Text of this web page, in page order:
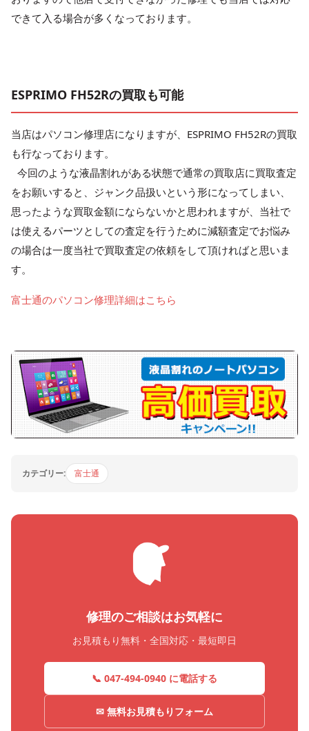
できて入る場合が多くなっております。
ESPRIMO FH52Rの買取も可能
当店はパソコン修理店になりますが、ESPRIMO FH52Rの買取
も行なっております。
今回のような液晶割れがある状態で通常の買取店に買取査定
をお願いすると、ジャンク品扱いという形になってしまい、
思ったような買取金額にならないかと思われますが、当社で
は使えるパーツとしての査定を行うために減額査定でお悩み
の場合は一度当社で買取査定の依頼をして頂ければと思いま
す。
富士通のパソコン修理詳細はこちら
カテゴリー: 富士通
修理のご相談はお気軽に
お見積もり無料・全国対応・最短即日
📞 047-494-0940 に電話する
✉ 無料お見積もりフォーム